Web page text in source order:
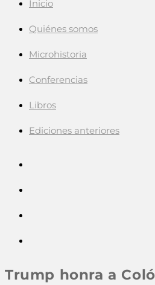
Inicio
Quiénes somos
Microhistoria
Conferencias
Libros
Ediciones anteriores
Trump honra a